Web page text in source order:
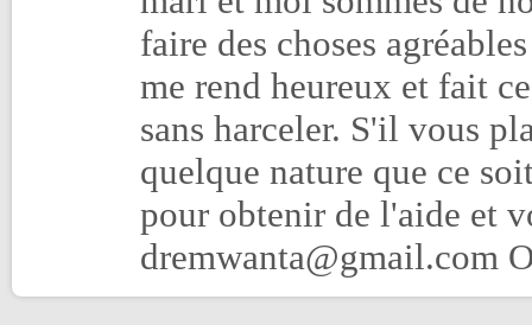
faire des choses
me rend heureux et fait
sans harceler. S'il vous
quelque nature que ce
pour obtenir de l'aide et
dremwanta@gmail.com